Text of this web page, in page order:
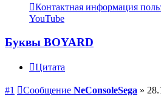
Контактная информация
YouTube
Буквы BOYARD
Цитата
#1 Сообщение NeConsoleSega »